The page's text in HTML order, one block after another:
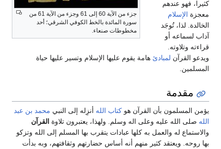
جزء من الآية 60 إلى 61 وجزء من الآية 61 من
سورة المائدة بالخط الكوفي الشرقي؛ أحد
مخطوطات صنعاء.
كثيرا، فهو عندهم
معجزة الإسلام
الخالدة. لذا، تُوجَد
آداب لسماعه أو
قراءته وتلاوته.
ويدعو القرآن لمبادئ هامة يقوم عليها الإسلام وتسير عليها حياة
المسلمين.
مقدمة
يؤمن المسلمون بأن القرآن هو كتاب الله أنزِله إلى النبي محمد بن عبد
الله صلى الله عليه وعلى اله وسلم. ولهذا، يعتبرون تلاوة القرآن
والاستماع له والعمل به كلها عبادات يتقرب بها المسلم إلى الله وتزكو
بها روحه. ويعتقد كثير منهم أنه أساس حضارتهم وثقافتهم، وبه بدأت